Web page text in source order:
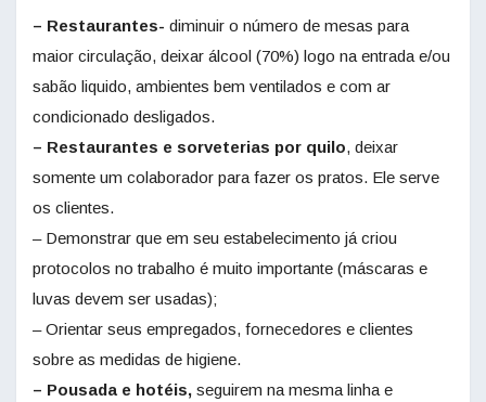
– Restaurantes- diminuir o número de mesas para
maior circulação, deixar álcool (70%) logo na entrada e/ou
sabão liquido, ambientes bem ventilados e com ar
condicionado desligados.
– Restaurantes e sorveterias por quilo, deixar
somente um colaborador para fazer os pratos. Ele serve
os clientes.
– Demonstrar que em seu estabelecimento já criou
protocolos no trabalho é muito importante (máscaras e
luvas devem ser usadas);
– Orientar seus empregados, fornecedores e clientes
sobre as medidas de higiene.
– Pousada e hotéis, seguirem na mesma linha e